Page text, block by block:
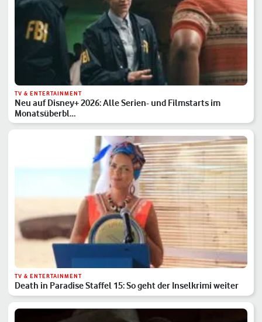
TV & ENTERTAINMENT
Neu auf Disney+ 2026: Alle Serien- und Filmstarts im
Monatsüberbl…
TV & ENTERTAINMENT
Death in Paradise Staffel 15: So geht der Inselkrimi weiter